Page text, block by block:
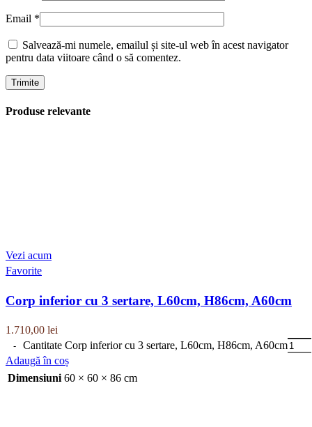
Email *
Salvează-mi numele, emailul și site-ul web în acest navigator
pentru data viitoare când o să comentez.
Produse relevante
Vezi acum
Favorite
Corp inferior cu 3 sertare, L60cm, H86cm, A60cm
1.710,00 lei
Cantitate Corp inferior cu 3 sertare, L60cm, H86cm, A60cm
Adaugă în coș
Dimensiuni 60 × 60 × 86 cm